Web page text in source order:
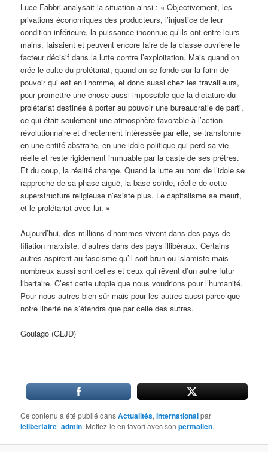
Luce Fabbri analysait la situation ainsi : « Objectivement, les
privations économiques des producteurs, l’injustice de leur
condition inférieure, la puissance inconnue qu’ils ont entre leurs
mains, faisaient et peuvent encore faire de la classe ouvrière le
facteur décisif dans la lutte contre l’exploitation. Mais quand on
crée le culte du prolétariat, quand on se fonde sur la faim de
pouvoir qui est en l’homme, et donc aussi chez les travailleurs,
pour promettre une chose aussi impossible que la dictature du
prolétariat destinée à porter au pouvoir une bureaucratie de parti,
ce qui était seulement une atmosphère favorable à l’action
révolutionnaire et directement intéressée par elle, se transforme
en une entité abstraite, en une idole politique qui perd sa vie
réelle et reste rigidement immuable par la caste de ses prêtres.
Et du coup, la réalité change. Quand la lutte au nom de l’idole se
rapproche de sa phase aiguë, la base solide, réelle de cette
superstructure religieuse n’existe plus. Le capitalisme se meurt,
et le prolétariat avec lui. »
Aujourd’hui, des millions d’hommes vivent dans des pays de
filiation marxiste, d’autres dans des pays illibéraux. Certains
autres aspirent au fascisme qu’il soit brun ou islamiste mais
nombreux aussi sont celles et ceux qui rêvent d’un autre futur
libertaire. C’est cette utopie que nous voudrions pour l’humanité.
Pour nous autres bien sûr mais pour les autres aussi parce que
notre liberté ne s’étendra que par celle des autres.
Goulago (GLJD)
Ce contenu a été publié dansActualités,Internationalpar
lelibertaire_admin. Mettez-le en favori avec sonpermalien.